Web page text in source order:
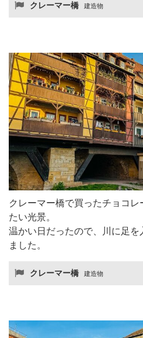
クレーマー橋 建造物
クレーマー橋で買ったチョコ
たい光景。
温かい日だったので、川に足
ました。
クレーマー橋 建造物